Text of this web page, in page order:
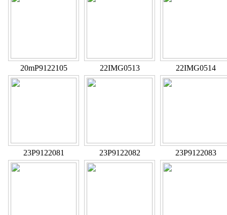
20mP9122105 22IMG0513 22IMG0514
23P9122081 23P9122082 23P9122083